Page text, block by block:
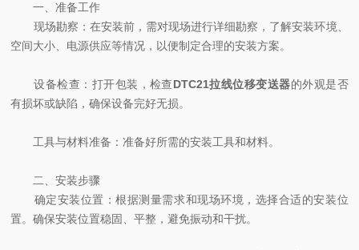
一、准备工作
现场勘察：在安装前，需对现场进行详细勘察，了解安装环境、
空间大小、电源供应等情况，以便制定合理的安装方案。
设备检查：打开包装，检查DTC21拉线位移变送器的外观是否
有损坏或缺陷，确保设备完好无损。
工具与材料准备：准备好所需的安装工具和材料。
二、安装步骤
确定安装位置：根据测量需求和现场环境，选择合适的安装位
置。确保安装位置稳固、平整，避免振动和干扰。